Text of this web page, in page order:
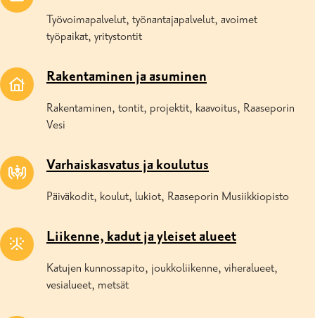
Työvoimapalvelut, työnantajapalvelut, avoimet
työpaikat, yritystontit
Rakentaminen ja asuminen
Rakentaminen, tontit, projektit, kaavoitus, Raaseporin
Vesi
Varhaiskasvatus ja koulutus
Päiväkodit, koulut, lukiot, Raaseporin Musiikkiopisto
Liikenne, kadut ja yleiset alueet
Katujen kunnossapito, joukkoliikenne, viheralueet,
vesialueet, metsät